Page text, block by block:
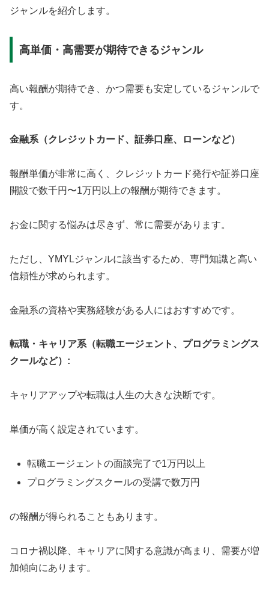
ジャンルを紹介します。
高単価・高需要が期待できるジャンル
高い報酬が期待でき、かつ需要も安定しているジャンルで
す。
金融系（クレジットカード、証券口座、ローンなど）
報酬単価が非常に高く、クレジットカード発行や証券口座
開設で数千円〜1万円以上の報酬が期待できます。
お金に関する悩みは尽きず、常に需要があります。
ただし、YMYLジャンルに該当するため、専門知識と高い
信頼性が求められます。
金融系の資格や実務経験がある人にはおすすめです。
転職・キャリア系（転職エージェント、プログラミングス
クールなど）:
キャリアアップや転職は人生の大きな決断です。
単価が高く設定されています。
転職エージェントの面談完了で1万円以上
プログラミングスクールの受講で数万円
の報酬が得られることもあります。
コロナ禍以降、キャリアに関する意識が高まり、需要が増
加傾向にあります。